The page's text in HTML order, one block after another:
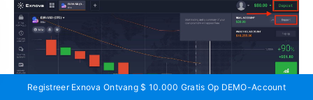
Registreer Exnova Ontvang $ 10.000 Gratis Op DEMO-Account